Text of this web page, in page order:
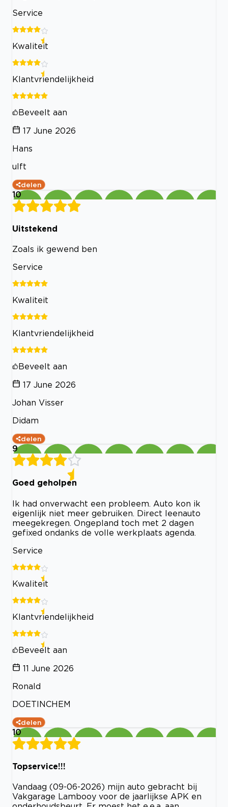
Service
Kwaliteit
Klantvriendelijkheid
Beveelt aan
17 June 2026
Hans
ulft
delen
10
Uitstekend
Zoals ik gewend ben
Service
Kwaliteit
Klantvriendelijkheid
Beveelt aan
17 June 2026
Johan Visser
Didam
delen
9
Goed geholpen
Ik had onverwacht een probleem. Auto kon ik
eigenlijk niet meer gebruiken. Direct leenauto
meegekregen. Ongepland toch met 2 dagen
gefixed ondanks de volle werkplaats agenda.
Service
Kwaliteit
Klantvriendelijkheid
Beveelt aan
11 June 2026
Ronald
DOETINCHEM
delen
10
Topservice!!!
Vandaag (09-06-2026) mijn auto gebracht bij
Vakgarage Lambooy voor de jaarlijkse APK en